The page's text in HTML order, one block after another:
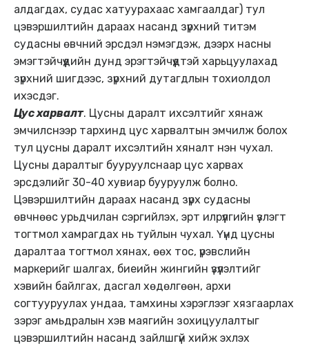
алдагдах, судас хатуурахаас хамгаалдаг) тул
цэвэршилтийн дараах насанд зүрхний титэм
судасны өвчний эрсдэл нэмэгдэж, дээрх насны
эмэгтэйчүүдийн дунд эрэгтэйчүүдтэй харьцуулахад
зүрхний шигдээс, зүрхний дутагдлын тохиолдол
ихэсдэг.
Цус харвалт. Цусны даралт ихсэлтийг хянаж
эмчилснээр тархинд цус харвалтын эмчилж болох
тул цусны даралт ихсэлтийн хяналт нэн чухал.
Цусны даралтыг бууруулснаар цус харвах
эрсдэлийг 30-40 хувиар бууруулж болно.
Цэвэршилтийн дараах насанд зүрх судасны
өвчнөөс урьдчилан сэргийлэх, эрт илрүүлгийн үзлэгт
тогтмол хамрагдах нь туйлын чухал. Үүнд цусны
даралтаа тогтмол хянах, өөх тос, үрэвслийн
маркерийг шалгах, биеийн жингийн үзүүлэлтийг
хэвийн байлгах, дасгал хөдөлгөөн, архи
согтууруулах ундаа, тамхины хэрэглээг хязгаарлах
зэрэг амьдралын хэв маягийн зохицуулалтыг
цэвэршилтийн насанд зайлшгүй хийж эхлэх